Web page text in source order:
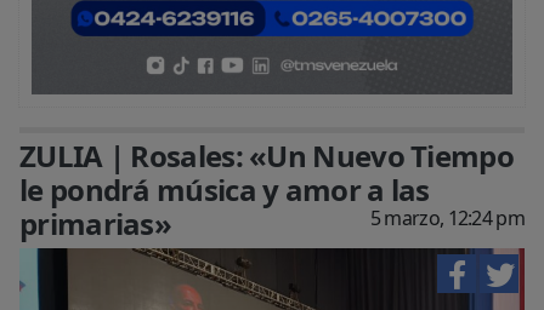
ZULIA | Rosales: «Un Nuevo Tiempo
le pondrá música y amor a las
primarias»
5 marzo, 12:24 pm